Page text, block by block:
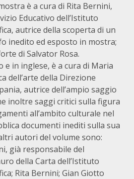
è a cura di Rita Bernini,
Educativo dell’Istituto
autrice della scoperta di un
inedito ed esposto in mostra;
di Salvator Rosa.
e in inglese, è a cura di Maria
dell’arte della Direzione
autrice dell’ampio saggio
inoltre saggi critici sulla figura
all’ambito culturale nel
documenti inediti sulla sua
autori del volume sono:
già responsabile del
della Carta dell’Istituto
Rita Bernini; Gian Giotto